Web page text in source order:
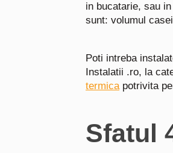
in bucatarie, sau
sunt: volumul
Poti intreba
Instalatii .ro, la
termicapotrivita
Sfatul